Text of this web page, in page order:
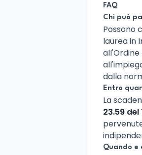
FAQ
Chi può
Possono
laurea in
all'Ordine
dalla
Entro
La
23.59 del
Quando e